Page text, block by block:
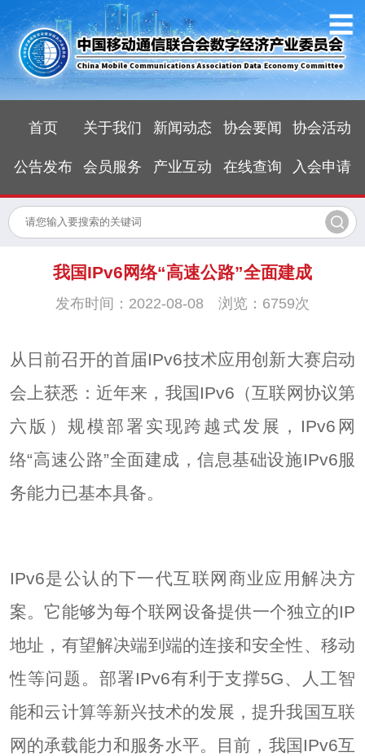
首页 关于我们 新闻动态 协会要闻 协会活动
公告发布 会员服务 产业互动 在线查询 入会申请
我国IPv6网络“高速公路”全面建成
发布时间：2022-08-08 浏览：6759次
从日前召开的首届IPv6技术应用创新大赛启动
会上获悉：近年来，我国IPv6（互联网协议第
六版）规模部署实现跨越式发展，IPv6网
络“高速公路”全面建成，信息基础设施IPv6服
务能力已基本具备。
IPv6是公认的下一代互联网商业应用解决方
案。它能够为每个联网设备提供一个独立的IP
地址，有望解决端到端的连接和安全性、移动
性等问题。部署IPv6有利于支撑5G、人工智
能和云计算等新兴技术的发展，提升我国互联
网的承载能力和服务水平。目前，我国IPv6互